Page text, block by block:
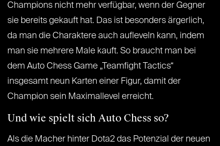
Champions nicht mehr verfügbar, wenn der Gegner
sie bereits gekauft hat. Das ist besonders ärgerlich,
da man die Charaktere auch aufleveln kann, indem
man sie mehrere Male kauft. So braucht man bei
dem Auto Chess Game „Teamfight Tactics“
insgesamt neun Karten einer Figur, damit der
Champion sein Maximallevel erreicht.
Und wie spielt sich Auto Chess so?
Als die Macher hinter Dota2 das Potenzial der neuen